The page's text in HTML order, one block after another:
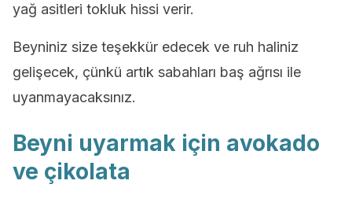
yağ asitleri tokluk hissi verir.
Beyniniz size teşekkür edecek ve ruh haliniz
gelişecek, çünkü artık sabahları baş ağrısı ile
uyanmayacaksınız.
Beyni uyarmak için avokado
ve çikolata